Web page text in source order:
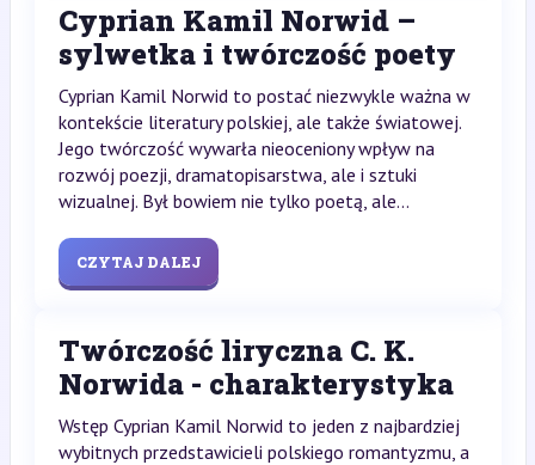
Cyprian Kamil Norwid –
sylwetka i twórczość poety
Cyprian Kamil Norwid to postać niezwykle ważna w
kontekście literatury polskiej, ale także światowej.
Jego twórczość wywarła nieoceniony wpływ na
rozwój poezji, dramatopisarstwa, ale i sztuki
wizualnej. Był bowiem nie tylko poetą, ale...
CZYTAJ DALEJ
Twórczość liryczna C. K.
Norwida - charakterystyka
Wstęp Cyprian Kamil Norwid to jeden z najbardziej
wybitnych przedstawicieli polskiego romantyzmu, a